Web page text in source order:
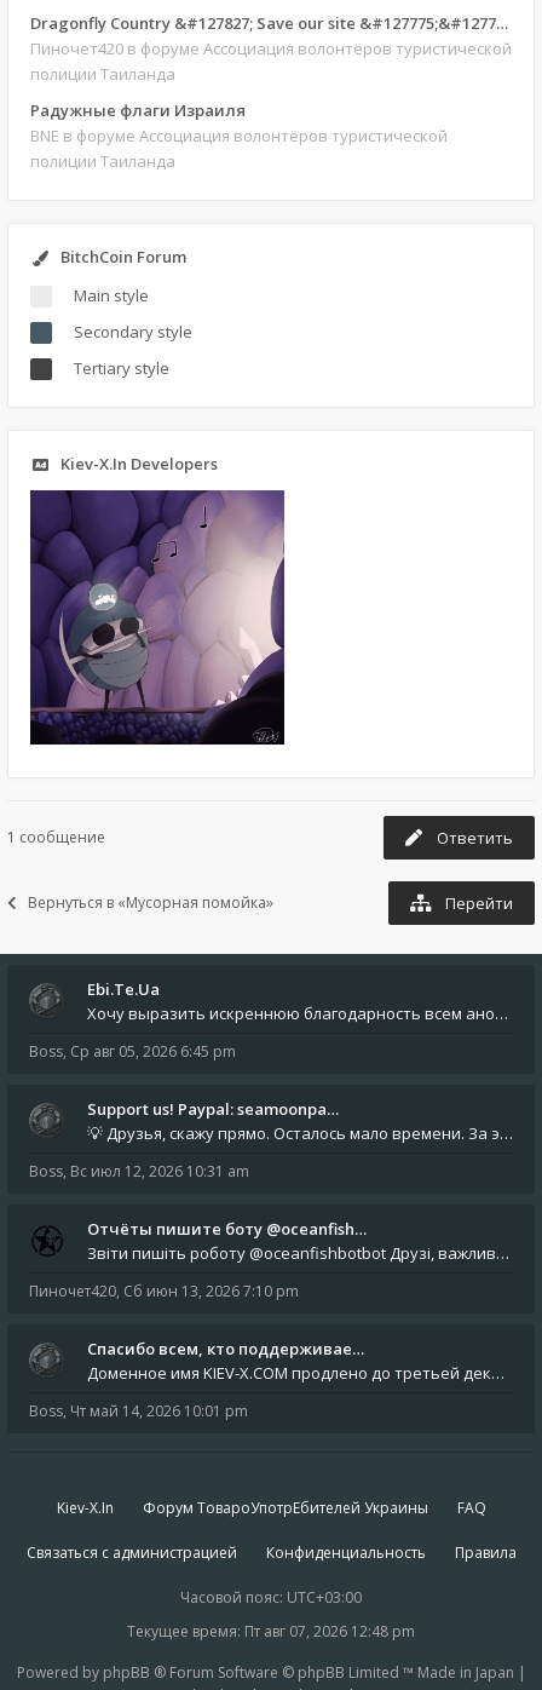
Dragonfly Country &#127827; Save our site &#127775;&#127769;
Пиночет420 в форуме Ассоциация волонтёров туристической
полиции Таиланда
Радужные флаги Израиля
BNE в форуме Ассоциация волонтёров туристической
полиции Таиланда
BitchCoin Forum
Main style
Secondary style
Tertiary style
Kiev-X.In Developers
1 сообщение Ответить
Вернуться в «Мусорная помойка» Перейти
Ebi.Te.Ua
Хочу выразить искреннюю благодарность всем анонимным пользователям, которые поддержали наше сообщество финансово. Благод
Boss, Ср авг 05, 2026 6:45 pm
Support us! Paypal: seamoonpa…
💡 Друзья, скажу прямо. Осталось мало времени. За это время нам нужно закрыть последние обязательные расходы: около 500
Boss, Вс июл 12, 2026 10:31 am
Отчёты пишите боту @oceanfish…
Звіти пишіть роботу @oceanfishbotbot Друзі, важливе повідомлення для учасників форума. Основне звернення опублікован
Пиночет420, Сб июн 13, 2026 7:10 pm
Спасибо всем, кто поддерживае…
Доменное имя KIEV-X.COM продлено до третьей декады августа 2027 года! Спасибо всем анонимным пользователям, которые по
Boss, Чт май 14, 2026 10:01 pm
Kiev-X.In Форум ТовароУпотрЕбителей Украины FAQ
Связаться с администрацией Конфиденциальность Правила
Часовой пояс: UTC+03:00
Текущее время: Пт авг 07, 2026 12:48 pm
Powered by phpBB ® Forum Software © phpBB Limited ™ Made in Japan |